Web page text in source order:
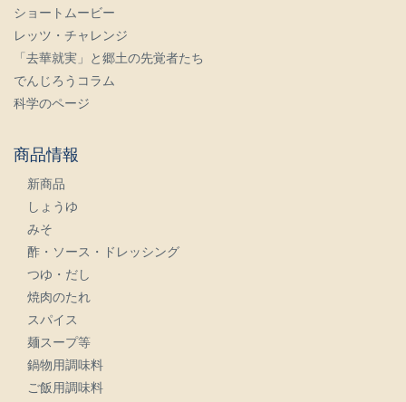
ショートムービー
レッツ・チャレンジ
「去華就実」と郷土の先覚者たち
でんじろうコラム
科学のページ
商品情報
新商品
しょうゆ
みそ
酢・ソース・ドレッシング
つゆ・だし
焼肉のたれ
スパイス
麺スープ等
鍋物用調味料
ご飯用調味料